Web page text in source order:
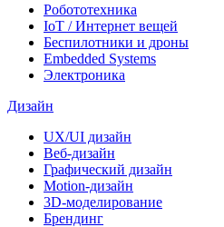
Робототехника
IoT / Интернет вещей
Беспилотники и дроны
Embedded Systems
Электроника
Дизайн
UX/UI дизайн
Веб-дизайн
Графический дизайн
Motion-дизайн
3D-моделирование
Брендинг